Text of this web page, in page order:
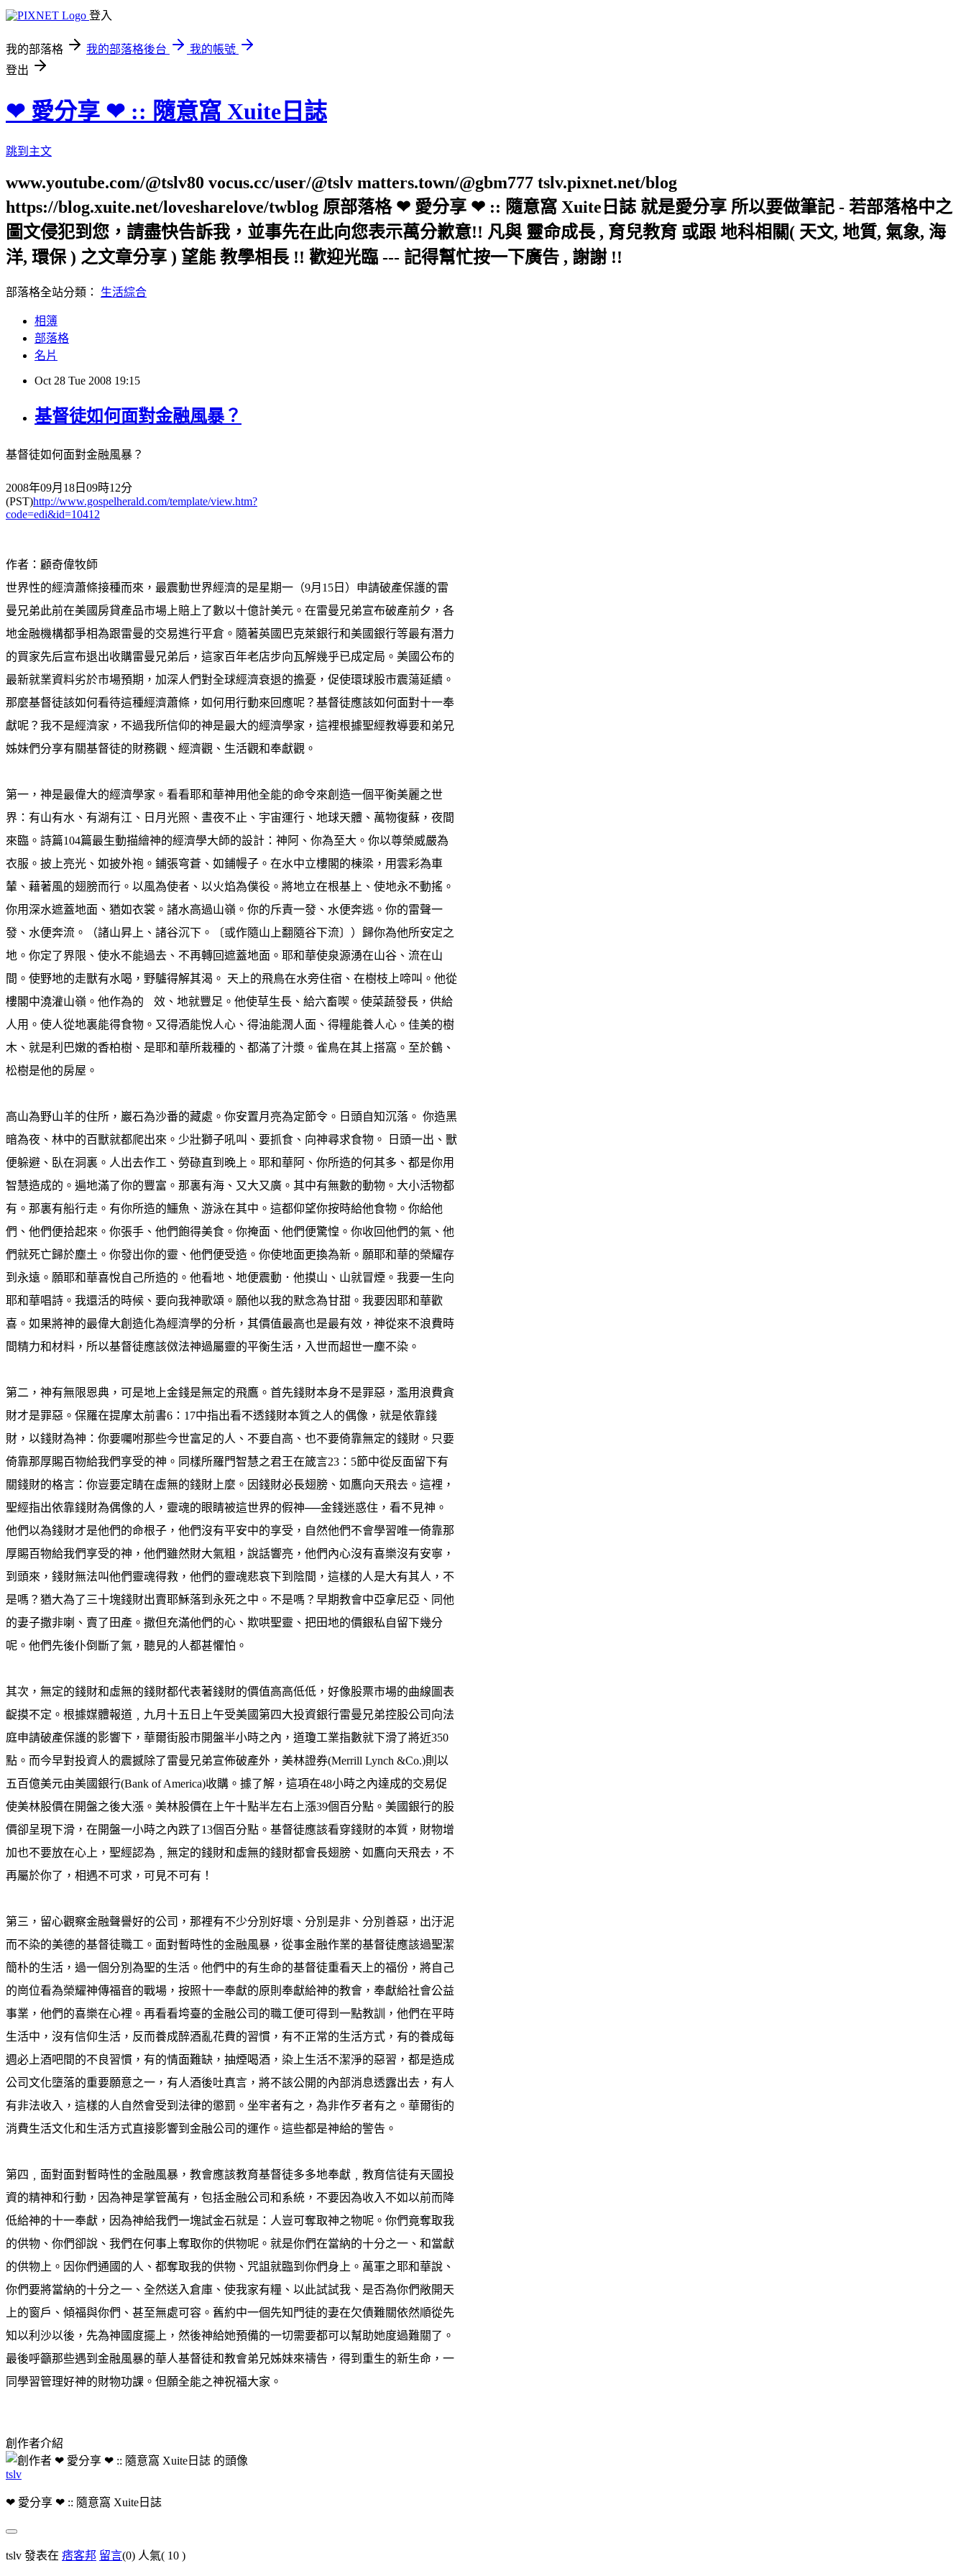
登入
我的部落格 我的部落格後台
我的帳號
登出
❤ 愛分享 ❤ :: 隨意窩 Xuite日誌
跳到主文
www.youtube.com/@tslv80 vocus.cc/user/@tslv matters.town/@gbm777 tslv.pixnet.net/blog
https://blog.xuite.net/lovesharelove/twblog 原部落格 ❤ 愛分享 ❤ :: 隨意窩 Xuite日誌 就是愛分享 所以要做筆記 - 若部落格中之
圖文侵犯到您，請盡快告訴我，並事先在此向您表示萬分歉意!! 凡與 靈命成長 , 育兒教育 或跟 地科相關( 天文, 地質, 氣象, 海
洋, 環保 ) 之文章分享 ) 望能 教學相長 !! 歡迎光臨 --- 記得幫忙按一下廣告 , 謝謝 !!
部落格全站分類： 生活綜合
相簿
部落格
名片
Oct 28 Tue 2008 19:15
基督徒如何面對金融風暴？
基督徒如何面對金融風暴？
2008年09月18日09時12分
(PST)http://www.gospelherald.com/template/view.htm?
code=edi&id=10412
作者：顧奇偉牧師
世界性的經濟蕭條接種而來，最震動世界經濟的是星期一（9月15日）申請破產保護的雷
曼兄弟此前在美國房貸產品市場上賠上了數以十億計美元。在雷曼兄弟宣布破產前夕，各
地金融機構都爭相為跟雷曼的交易進行平倉。隨著英國巴克萊銀行和美國銀行等最有潛力
的買家先后宣布退出收購雷曼兄弟后，這家百年老店步向瓦解幾乎已成定局。美國公布的
最新就業資料劣於市場預期，加深人們對全球經濟衰退的擔憂，促使環球股市震蕩延續。
那麼基督徒該如何看待這種經濟蕭條，如何用行動來回應呢？基督徒應該如何面對十一奉
獻呢？我不是經濟家，不過我所信仰的神是最大的經濟學家，這裡根據聖經教導要和弟兄
姊妹們分享有關基督徒的財務觀、經濟觀、生活觀和奉獻觀。
第一，神是最偉大的經濟學家。看看耶和華神用他全能的命令來創造一個平衡美麗之世
界：有山有水、有湖有江、日月光照、晝夜不止、宇宙運行、地球天體、萬物復蘇，夜間
來臨。詩篇104篇最生動描繪神的經濟學大師的設計：神阿、你為至大。你以尊榮威嚴為
衣服。披上亮光、如披外袍。鋪張穹蒼、如鋪幔子。在水中立樓閣的棟梁，用雲彩為車
輦、藉著風的翅膀而行。以風為使者、以火焰為僕役。將地立在根基上、使地永不動搖。
你用深水遮蓋地面、猶如衣裳。諸水高過山嶺。你的斥責一發、水便奔逃。你的雷聲一
發、水便奔流。（諸山昇上、諸谷沉下。〔或作隨山上翻隨谷下流〕）歸你為他所安定之
地。你定了界限、使水不能過去、不再轉回遮蓋地面。耶和華使泉源湧在山谷、流在山
間。使野地的走獸有水喝，野驢得解其渴。 天上的飛鳥在水旁住宿、在樹枝上啼叫。他從
樓閣中澆灌山嶺。他作為的
效、地就豐足。他使草生長、給六畜喫。使菜蔬發長，供給
人用。使人從地裏能得食物。又得酒能悅人心、得油能潤人面、得糧能養人心。佳美的樹
木、就是利巴嫩的香柏樹、是耶和華所栽種的、都滿了汁漿。雀鳥在其上搭窩。至於鶴、
松樹是他的房屋。
高山為野山羊的住所，巖石為沙番的藏處。你安置月亮為定節令。日頭自知沉落。 你造黑
暗為夜、林中的百獸就都爬出來。少壯獅子吼叫、要抓食、向神尋求食物。 日頭一出、獸
便躲避、臥在洞裏。人出去作工、勞碌直到晚上。耶和華阿、你所造的何其多、都是你用
智慧造成的。遍地滿了你的豐富。那裏有海、又大又廣。其中有無數的動物。大小活物都
有。那裏有船行走。有你所造的鱷魚、游泳在其中。這都仰望你按時給他食物。你給他
們、他們便拾起來。你張手、他們飽得美食。你掩面、他們便驚惶。你收回他們的氣、他
們就死亡歸於塵土。你發出你的靈、他們便受造。你使地面更換為新。願耶和華的榮耀存
到永遠。願耶和華喜悅自己所造的。他看地、地便震動．他摸山、山就冒煙。我要一生向
耶和華唱詩。我還活的時候、要向我神歌頌。願他以我的默念為甘甜。我要因耶和華歡
喜。如果將神的最偉大創造化為經濟學的分析，其價值最高也是最有效，神從來不浪費時
間精力和材料，所以基督徒應該傚法神過屬靈的平衡生活，入世而超世一塵不染。
第二，神有無限恩典，可是地上金錢是無定的飛鷹。首先錢財本身不是罪惡，濫用浪費貪
財才是罪惡。保羅在提摩太前書6：17中指出看不透錢財本質之人的偶像，就是依靠錢
財，以錢財為神：你要囑咐那些今世富足的人、不要自高、也不要倚靠無定的錢財。只要
倚靠那厚賜百物給我們享受的神。同樣所羅門智慧之君王在箴言23：5節中從反面留下有
關錢財的格言：你豈要定睛在虛無的錢財上麼。因錢財必長翅膀、如鷹向天飛去。這裡，
聖經指出依靠錢財為偶像的人，靈魂的眼睛被這世界的假神──金錢迷惑住，看不見神。
他們以為錢財才是他們的命根子，他們沒有平安中的享受，自然他們不會學習唯一倚靠那
厚賜百物給我們享受的神，他們雖然財大氣粗，說話響亮，他們內心沒有喜樂沒有安寧，
到頭來，錢財無法叫他們靈魂得救，他們的靈魂悲哀下到陰間，這樣的人是大有其人，不
是嗎？猶大為了三十塊錢財出賣耶穌落到永死之中。不是嗎？早期教會中亞拿尼亞、同他
的妻子撒非喇、賣了田產。撒但充滿他們的心、欺哄聖靈、把田地的價銀私自留下幾分
呢。他們先後仆倒斷了氣，聽見的人都甚懼怕。
其次，無定的錢財和虛無的錢財都代表著錢財的價值高高低低，好像股票市場的曲線圖表
齪摸不定。根據媒體報道﹐九月十五日上午受美國第四大投資銀行雷曼兄弟控股公司向法
庭申請破產保護的影響下，華爾街股市開盤半小時之內，道瓊工業指數就下滑了將近350
點。而今早對投資人的震撼除了雷曼兄弟宣佈破產外，美林證券(Merrill Lynch &Co.)則以
五百億美元由美國銀行(Bank of America)收購。據了解，這項在48小時之內達成的交易促
使美林股價在開盤之後大漲。美林股價在上午十點半左右上漲39個百分點。美國銀行的股
價卻呈現下滑，在開盤一小時之內跌了13個百分點。基督徒應該看穿錢財的本質，財物增
加也不要放在心上，聖經認為﹐無定的錢財和虛無的錢財都會長翅膀、如鷹向天飛去，不
再屬於你了，相遇不可求，可見不可有！
第三，留心觀察金融聲譽好的公司，那裡有不少分別好壞、分別是非、分別善惡，出汙泥
而不染的美德的基督徒職工。面對暫時性的金融風暴，從事金融作業的基督徒應該過聖潔
簡朴的生活，過一個分別為聖的生活。他們中的有生命的基督徒重看天上的福份，將自己
的崗位看為榮耀神傳福音的戰場，按照十一奉獻的原則奉獻給神的教會，奉獻給社會公益
事業，他們的喜樂在心裡。再看看垮臺的金融公司的職工便可得到一點教訓，他們在平時
生活中，沒有信仰生活，反而養成醉酒亂花費的習慣，有不正常的生活方式，有的養成每
週必上酒吧間的不良習慣，有的情面難缺，抽煙喝酒，染上生活不潔淨的惡習，都是造成
公司文化墮落的重要願意之一，有人酒後吐真言，將不該公開的內部消息透露出去，有人
有非法收入，這樣的人自然會受到法律的懲罰。坐牢者有之，為非作歹者有之。華爾街的
消費生活文化和生活方式直接影響到金融公司的運作。這些都是神給的警告。
第四﹐面對面對暫時性的金融風暴，教會應該教育基督徒多多地奉獻﹐教育信徒有天國投
資的精神和行動，因為神是掌管萬有，包括金融公司和系統，不要因為收入不如以前而降
低給神的十一奉獻，因為神給我們一塊試金石就是：人豈可奪取神之物呢。你們竟奪取我
的供物、你們卻說、我們在何事上奪取你的供物呢。就是你們在當納的十分之一、和當獻
的供物上。因你們通國的人、都奪取我的供物、咒詛就臨到你們身上。萬軍之耶和華說、
你們要將當納的十分之一、全然送入倉庫、使我家有糧、以此試試我、是否為你們敞開天
上的窗戶、傾福與你們、甚至無處可容。舊約中一個先知門徒的妻在欠債難關依然順從先
知以利沙以後，先為神國度擺上，然後神給她預備的一切需要都可以幫助她度過難關了。
最後呼籲那些遇到金融風暴的華人基督徒和教會弟兄姊妹來禱告，得到重生的新生命，一
同學習管理好神的財物功課。但願全能之神祝福大家。
創作者介紹
tslv
❤ 愛分享 ❤ :: 隨意窩 Xuite日誌
tslv 發表在 痞客邦 留言(0) 人氣( 10 )